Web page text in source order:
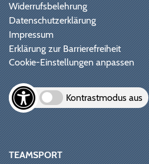
Widerrufsbelehrung
Datenschutzerklärung
Impressum
Erklärung zur Barrierefreiheit
Cookie-Einstellungen anpassen
Kontrastmodus aus
TEAMSPORT